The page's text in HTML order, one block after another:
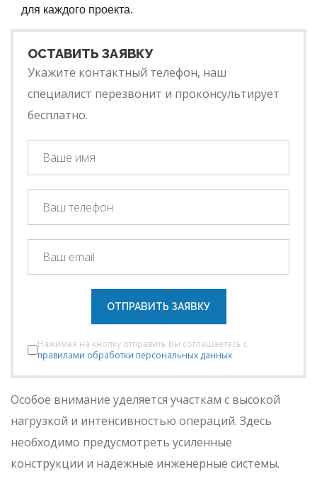
для каждого проекта.
ОСТАВИТЬ ЗАЯВКУ
Укажите контактный телефон, наш
специалист перезвонит и проконсультирует
бесплатно.
ОТПРАВИТЬ ЗАЯВКУ
Нажимая на кнопку отправить Вы соглашаетесь с
правилами обработки персональных данных
Особое внимание уделяется участкам с высокой
нагрузкой и интенсивностью операций. Здесь
необходимо предусмотреть усиленные
конструкции и надежные инженерные системы.